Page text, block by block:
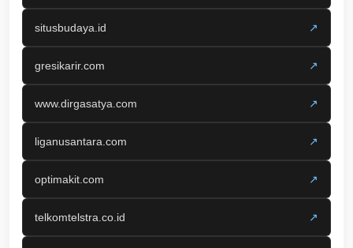
situsbudaya.id ↗
gresikarir.com ↗
www.dirgasatya.com ↗
liganusantara.com ↗
optimakit.com ↗
telkomtelstra.co.id ↗